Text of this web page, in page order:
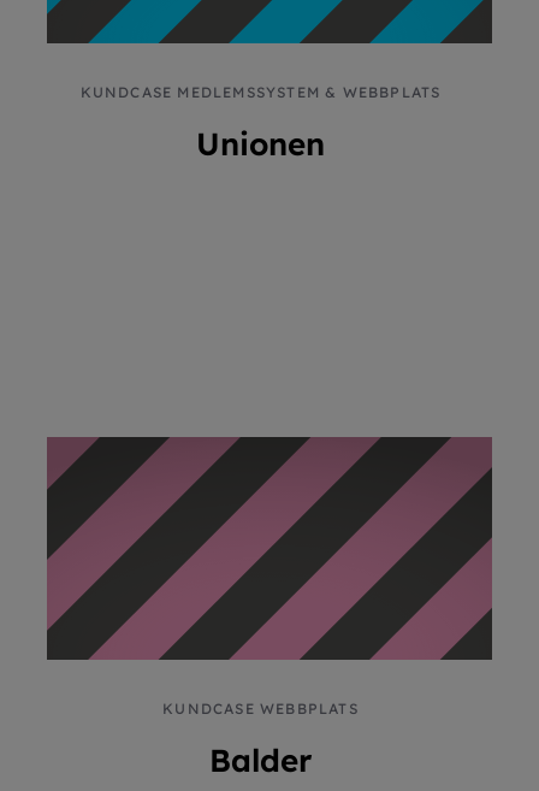
KUNDCASE MEDLEMSSYSTEM & WEBBPLATS
Unionen
KUNDCASE WEBBPLATS
Balder